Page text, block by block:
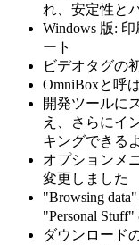
れ、安定性と
Windows 版:
ート
ビデオタグの
OmniBoxと呼
開発ツールに
え、さらにイ
キングできる
オプションメ
変更しました
"Browsing
"Personal
ダウンロード